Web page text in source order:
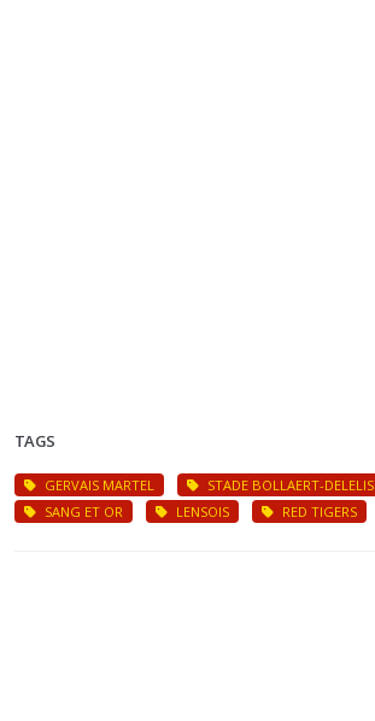
TAGS
GERVAIS MARTEL STADE BOLLAERT-DELELIS
SANG ET OR
LENSOIS RED TIGERS